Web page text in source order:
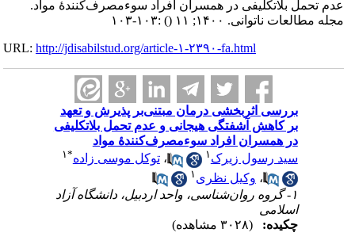
عدم تحمل بلاتکلیفی در همسران افراد سوء‌مصرف‌کنندهٔ مواد.
مجله مطالعات ناتوانی. ۱۴۰۰; ۱۱
() :۱۰۳-۱۰۳
URL:http://jdisabilstud.org/article-۱-۲۳۹۰-fa.html
بررسی اثربخشی درمان مبتنی‌بر پذیرش و تعهد
بر کاهش آشفتگی هیجانی و عدم تحمل بلاتکلیفی
در همسران افراد سوء‌مصرف‌کنندهٔ مواد
سید رسول زیرک۱ ،توکل موسی زاده ۱
،وکیل نظری
۱- گروه روان‌شناسی، واحد اردبیل، دانشگاه آزاد
اسلامی
چکیده: